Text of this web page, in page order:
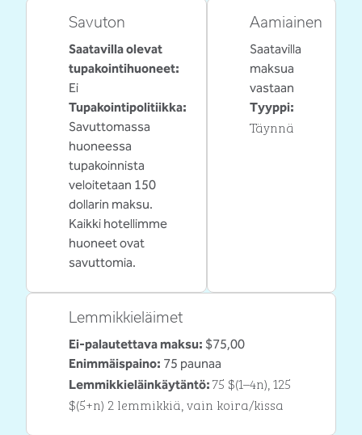
Savuton
Saatavilla olevat
tupakointihuoneet:
Ei
Tupakointipolitiikka:
Savuttomassa
huoneessa
tupakoinnista
veloitetaan 150
dollarin maksu.
Kaikki hotellimme
huoneet ovat
savuttomia.
Aamiainen
Saatavilla
maksua
vastaan
Tyyppi:
Täynnä
Lemmikkieläimet
Ei-palautettava maksu: $75,00
Enimmäispaino: 75 paunaa
Lemmikkieläinkäytäntö: 75 $(1–4n), 125
$(5+n) 2 lemmikkiä, vain koira/kissa